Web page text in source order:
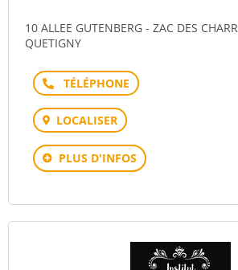
10 ALLEE GUTENBERG - ZAC DES
QUETIGNY
Téléphone
LOCALISER
PLUS D'INFOS